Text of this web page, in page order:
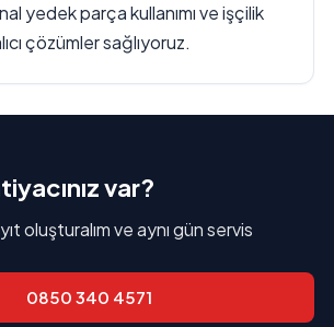
yedek parça kullanımı ve işçilik
çözümler sağlıyoruz.
var?
oluşturalım ve aynı gün servis
0850 340 4571